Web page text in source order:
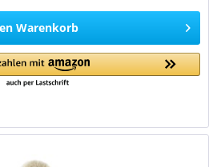
Warenkorb